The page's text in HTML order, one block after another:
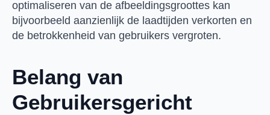
optimaliseren van de afbeeldingsgroottes kan
bijvoorbeeld aanzienlijk de laadtijden verkorten en
de betrokkenheid van gebruikers vergroten.
Belang van
Gebruikersgericht